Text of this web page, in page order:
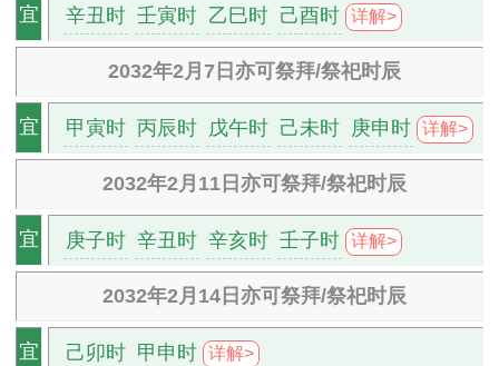
宜 辛丑时 壬寅时 乙巳时 己酉时 详解>
2032年2月7日亦可祭拜/祭祀时辰
宜 甲寅时 丙辰时 戊午时 己未时 庚申时 详解>
2032年2月11日亦可祭拜/祭祀时辰
宜 庚子时 辛丑时 辛亥时 壬子时 详解>
2032年2月14日亦可祭拜/祭祀时辰
宜 己卯时 甲申时 详解>